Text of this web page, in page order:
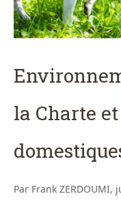
la Charte
Par Frank ZERDOUMI,